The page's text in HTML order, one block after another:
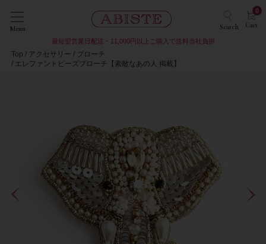
Menu Search Cart
0
最短翌営業日配送・11,000円以上ご購入で送料当社負担
Top アクセサリー
ブローチ
エレファントビーズブローチ【素敵なあの人 掲載】